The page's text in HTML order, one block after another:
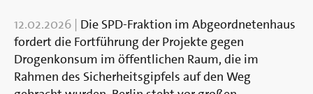
12.02.2026 | Die SPD-Fraktion im Abgeordnetenhaus
fordert die Fortführung der Projekte gegen
Drogenkonsum im öffentlichen Raum, die im
Rahmen des Sicherheitsgipfels auf den Weg